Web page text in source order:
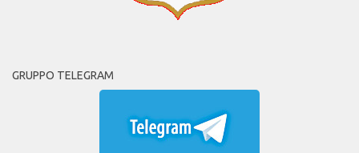
GRUPPO TELEGRAM